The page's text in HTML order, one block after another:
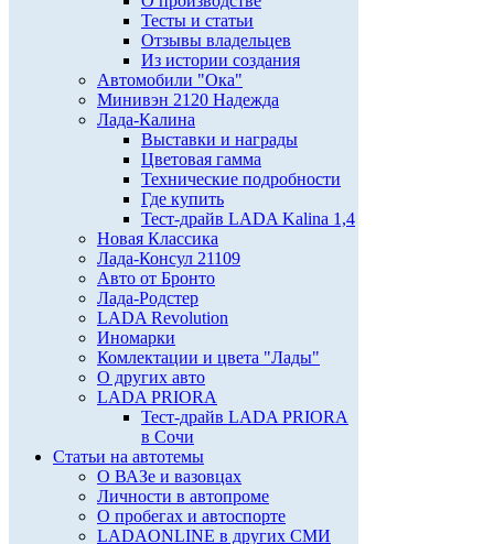
Тесты и статьи
Отзывы владельцев
Из истории создания
Автомобили "Ока"
Минивэн 2120 Надежда
Лада-Калина
Выставки и награды
Цветовая гамма
Технические подробности
Где купить
Тест-драйв LADA Kalina 1,4
Новая Классика
Лада-Консул 21109
Авто от Бронто
Лада-Родстер
LADA Revolution
Иномарки
Комлектации и цвета "Лады"
О других авто
LADA PRIORA
Тест-драйв LADA PRIORA
в Сочи
Статьи на автотемы
О ВАЗе и вазовцах
Личности в автопроме
О пробегах и автоспорте
LADAONLINE в других СМИ